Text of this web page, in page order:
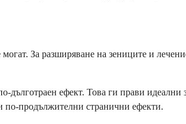
За разширяване на зениците и
дълготраен ефект. Това ги прави
по-продължителни странични ефекти.